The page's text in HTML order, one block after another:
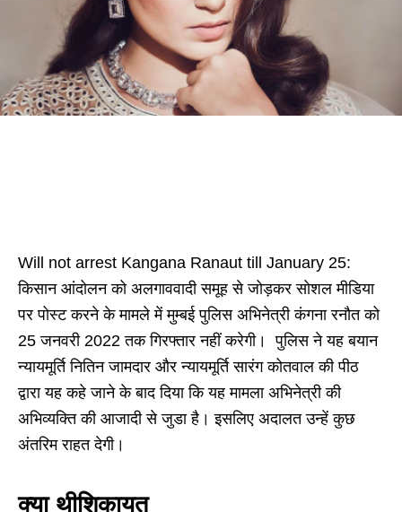
Will not arrest Kangana Ranaut till January 25:
किसान आंदोलन को अलगाववादी समूह से जोड़कर सोशल मीडिया
पर पोस्ट करने के मामले में मुम्बई पुलिस अभिनेत्री कंगना रनौत को
25 जनवरी 2022 तक गिरफ्तार नहीं करेगी। पुलिस ने यह बयान
न्यायमूर्ति नितिन जामदार और न्यायमूर्ति सारंग कोतवाल की पीठ
द्वारा यह कहे जाने के बाद दिया कि यह मामला अभिनेत्री की
अभिव्यक्ति की आजादी से जुडा है। इसलिए अदालत उन्हें कुछ
अंतरिम राहत देगी।
क्या थीशिकायत